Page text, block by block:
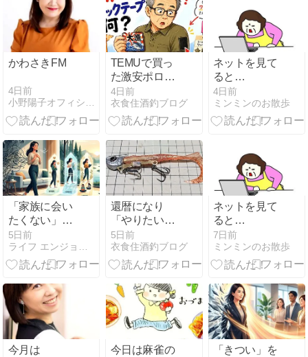
かわさきFM
4日前
TEMUで買っ
た激安ポロシ
ャツをDAISO
でカスタマイ
ズ！還暦おじ
発見
4日前
衣食住酒釣ブログ
ネットを見て
ると
No.1105。。。
( ﾟДﾟ)
4日前
ミンミンのお散歩
「家族に会い
たくない」ス
トレス激減！
心が楽になる
3STEP
5日前
還暦になり
「やりたいこ
と」が増えた
しかし時間が
足りない…そ
てみた
5日前
衣食住酒釣ブログ
ネットを見て
ると
No.1104。。。
( ﾟДﾟ)
7日前
ミンミンのお散歩
今月は
今日は麻雀の
「きつい」を